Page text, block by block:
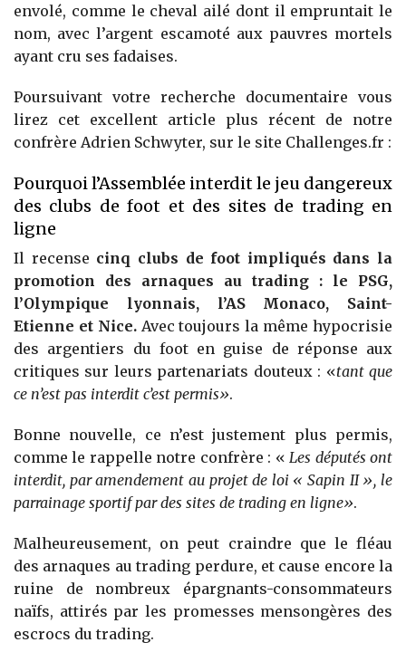
envolé, comme le cheval ailé dont il empruntait le
nom, avec l’argent escamoté aux pauvres mortels
ayant cru ses fadaises.
Poursuivant votre recherche documentaire vous
lirez cet excellent article plus récent de notre
confrère Adrien Schwyter, sur le site Challenges.fr :
Pourquoi l’Assemblée interdit le jeu dangereux
des clubs de foot et des sites de trading en
ligne
Il recense cinq clubs de foot impliqués dans la
promotion des arnaques au trading : le PSG,
l’Olympique lyonnais, l’AS Monaco, Saint-
Etienne et Nice. Avec toujours la même hypocrisie
des argentiers du foot en guise de réponse aux
critiques sur leurs partenariats douteux : «tant que
ce n’est pas interdit c’est permis».
Bonne nouvelle, ce n’est justement plus permis,
comme le rappelle notre confrère : « Les députés ont
interdit, par amendement au projet de loi « Sapin II », le
parrainage sportif par des sites de trading en ligne».
Malheureusement, on peut craindre que le fléau
des arnaques au trading perdure, et cause encore la
ruine de nombreux épargnants-consommateurs
naïfs, attirés par les promesses mensongères des
escrocs du trading.